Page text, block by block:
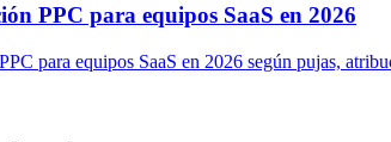
PPC para equipos SaaS en 2026
para equipos SaaS en 2026 según pujas,